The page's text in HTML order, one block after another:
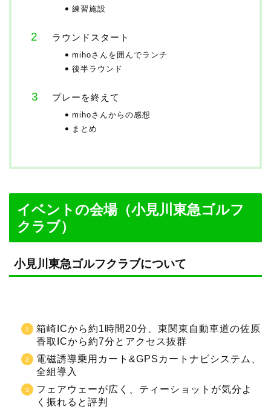
練習施設
ラウンドスタート
mihoさんを囲んでランチ
後半ラウンド
プレーを終えて
mihoさんからの感想
まとめ
イベントの会場（小見川東急ゴルフ
クラブ）
小見川東急ゴルフクラブについて
箱崎ICから約1時間20分、東関東自動車道の佐原
香取ICから約7分とアクセス抜群
電磁誘導乗用カート&GPSカートナビシステム、
全組導入
フェアウェーが広く、ティーショットが気分よ
く振れると評判